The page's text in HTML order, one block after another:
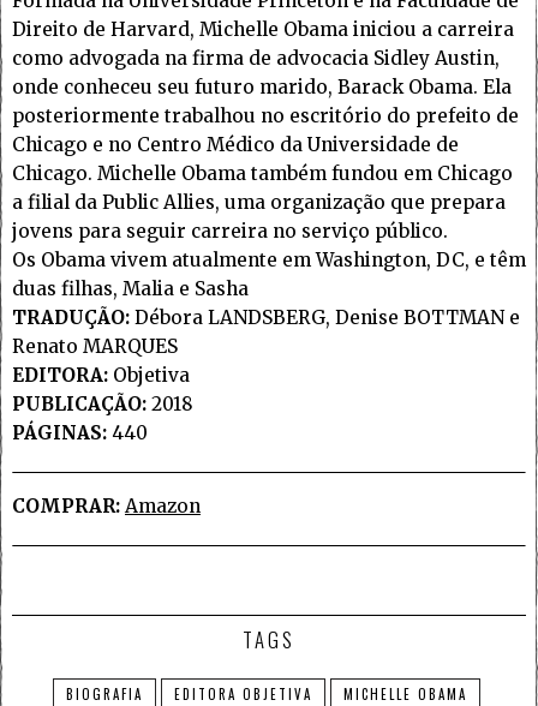
Direito de Harvard, Michelle Obama iniciou a carreira
como advogada na firma de advocacia Sidley Austin,
onde conheceu seu futuro marido, Barack Obama. Ela
posteriormente trabalhou no escritório do prefeito de
Chicago e no Centro Médico da Universidade de
Chicago. Michelle Obama também fundou em Chicago
a filial da Public Allies, uma organização que prepara
jovens para seguir carreira no serviço público.
Os Obama vivem atualmente em Washington, DC, e têm
duas filhas, Malia e Sasha
TRADUÇÃO: Débora LANDSBERG, Denise BOTTMAN e
Renato MARQUES
EDITORA: Objetiva
PUBLICAÇÃO: 2018
PÁGINAS: 440
COMPRAR: Amazon
TAGS
BIOGRAFIA EDITORA OBJETIVA MICHELLE OBAMA